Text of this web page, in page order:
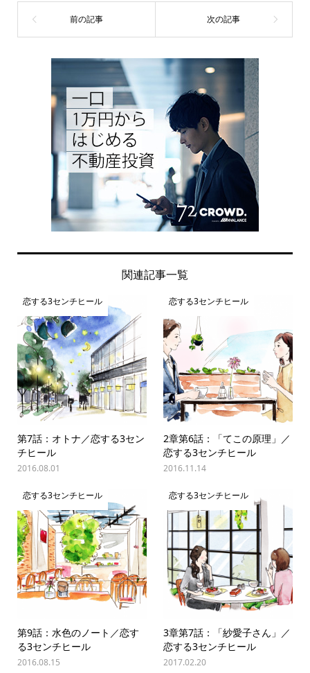
関連記事一覧
恋する3センチヒール
第7話：オトナ／恋する3セン
チヒール
2016.08.01
恋する3センチヒール
2章第6話：「てこの原理」／
恋する3センチヒール
2016.11.14
恋する3センチヒール
第9話：水色のノート／恋す
る3センチヒール
2016.08.15
恋する3センチヒール
3章第7話：「紗愛子さん」／
恋する3センチヒール
2017.02.20